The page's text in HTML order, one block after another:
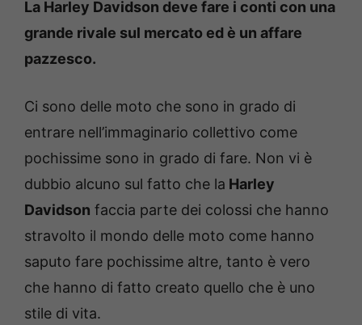
La Harley Davidson deve fare i conti con una
grande rivale sul mercato ed è un affare
pazzesco.
Ci sono delle moto che sono in grado di
entrare nell’immaginario collettivo come
pochissime sono in grado di fare. Non vi è
dubbio alcuno sul fatto che la Harley
Davidson faccia parte dei colossi che hanno
stravolto il mondo delle moto come hanno
saputo fare pochissime altre, tanto è vero
che hanno di fatto creato quello che è uno
stile di vita.